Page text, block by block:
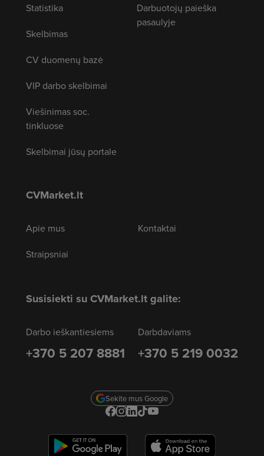
Statistika
Skelbimas
CV duomenų bazė
VIP darbo skelbimai
Viešinimas soc.
tinkluose
Skelbimai jūsų portale
Darbuotojų paieška
pasaulyje
CVMarket.lt
Apie mus
Straipsniai
Kontaktai
Susisiekti su CVMarket.lt galite:
Darbo ieškantiesiems
+370 5 207 8881
Darbdaviams
+370 5 219 0032
Sekite mus Google